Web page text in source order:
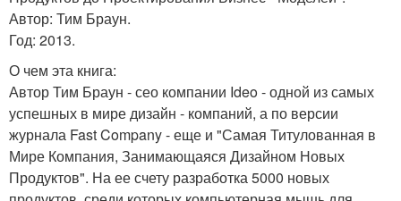
Автор: Тим Браун.
Год: 2013.
О чем эта книга:
Автор Тим Браун - сео компании Ideo - одной из самых
успешных в мире дизайн - компаний, а по версии
журнала Fast Company - еще и "Самая Титулованная в
Мире Компания, Занимающаяся Дизайном Новых
Продуктов". На ее счету разработка 5000 новых